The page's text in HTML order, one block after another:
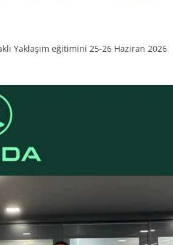
Yaklaşım eğitimini 25-26 Haziran 2026